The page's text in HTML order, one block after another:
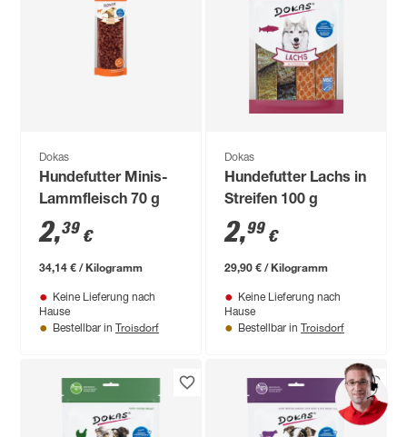
Dokas
Hundefutter Minis-
Lammfleisch 70 g
2,39 €
34,14 € / Kilogramm
Keine Lieferung nach
Hause
Bestellbar in Troisdorf
Dokas
Hundefutter Lachs in
Streifen 100 g
2,99 €
29,90 € / Kilogramm
Keine Lieferung nach
Hause
Bestellbar in Troisdorf